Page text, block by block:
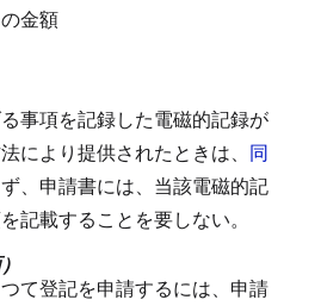
金額
事項を記録した電磁的記録が
により提供されたときは、 同
、申請書には、当該電磁的記
記載することを要しない。
て登記を申請するには、申請